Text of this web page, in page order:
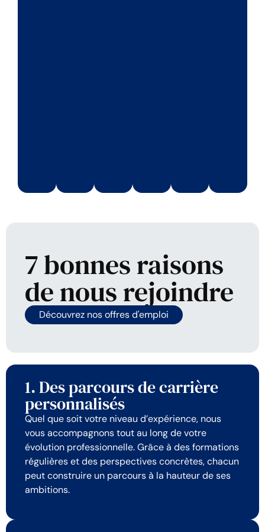
1. Des parcours de carrière
personnalisés
Quel que soit votre niveau d’expérience, nous
vous accompagnons tout au long de votre
évolution professionnelle. Grâce à des formations
régulières et des perspectives concrètes, chacun
peut construire un parcours à la hauteur de ses
ambitions.
7 bonnes raisons
de nous rejoindre
Découvrez nos offres d'emploi